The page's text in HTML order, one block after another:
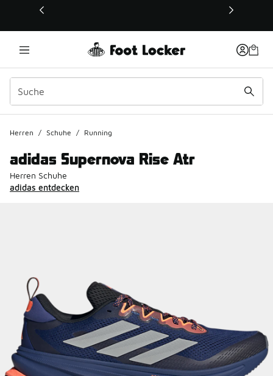
Dieser Link öffnet sich in einem neuen Fenster
Herren / Schuhe / Running
adidas Supernova Rise Atr
Herren Schuhe
adidas entdecken